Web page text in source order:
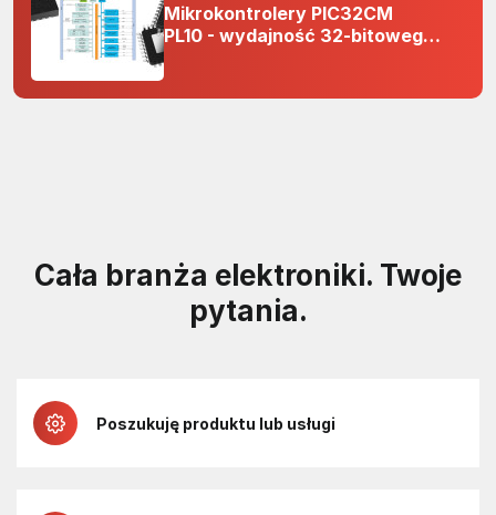
Mikrokontrolery PIC32CM
PL10 - wydajność 32-bitowego
projektach 5 V
Cała branża elektroniki. Twoje
pytania.
Poszukuję produktu lub usługi